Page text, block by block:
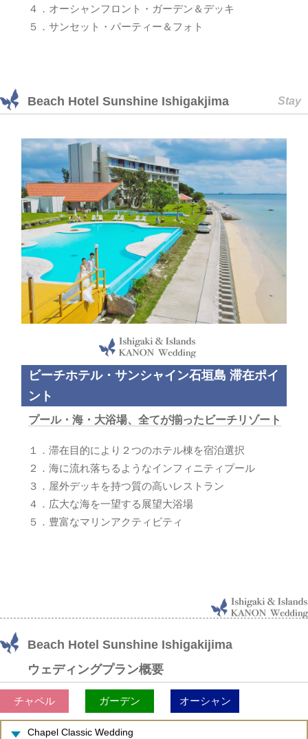
４．オーシャンフロント・ガーデン＆デッキ
５．サンセット・パーティー＆フォト
Beach Hotel Sunshine Ishigakjima Stay
ビーチホテル・サンシャイン石垣島 滞在ポイ
ント
プール・海・大浴場、全てが揃ったビーチリゾート
１．滞在目的により２つのホテル棟を宿泊選択
２．海に流れ落ちるようなインフィニティプール
３．屋外デッキを持つ質の高いレストラン
４．広大な海を一望する展望大浴場
５．豊富なマリンアクティビティ
Beach Hotel Sunshine Ishigakijima
ウェディングプラン概要
チャペル ガーデン オーシャン
Chapel Classic Wedding